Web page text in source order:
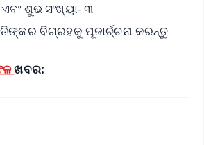
ଶୁଭ ସଂଖ୍ୟା- ୩
ବିଗ୍ରହକୁ ପୂଜାର୍ଚ୍ଚନା କରନ୍ତୁ
ଖବର: